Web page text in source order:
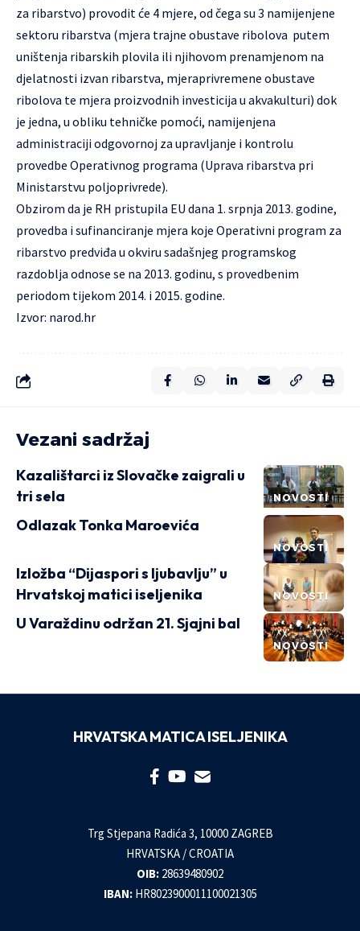
za ribarstvo) provodit će 4 mjere, od čega su 3 namijenjene
sektoru ribarstva (mjera trajne obustave ribolova putem
uništenja ribarskih plovila ili njihovom prenamjenom na
djelatnosti izvan ribarstva, mjeraprivremene obustave
ribolova te mjera proizvodnih investicija u akvakulturi) dok
je jedna, u obliku tehničke pomoći, namijenjena
administraciji odgovornoj za upravljanje i kontrolu
provedbe Operativnog programa (Uprava ribarstva pri
Ministarstvu poljoprivrede).
Obzirom da je RH pristupila EU dana 1. srpnja 2013. godine,
provedba i sufinanciranje mjera koje Operativni program za
ribarstvo predviđa u okviru sadašnjeg programskog
razdoblja odnose se na 2013. godinu, s provedbenim
periodom tijekom 2014. i 2015. godine.
Izvor: narod.hr
Vezani sadržaj
NOVOSTI
Kazalištarci iz Slovačke zaigrali u
tri sela
NOVOSTI
Odlazak Tonka Maroevića
NOVOSTI
Izložba “Dijaspori s ljubavlju” u
Hrvatskoj matici iseljenika
NOVOSTI
U Varaždinu održan 21. Sjajni bal
HRVATSKA MATICA ISELJENIKA
Trg Stjepana Radića 3, 10000 ZAGREB
HRVATSKA / CROATIA
OIB: 28639480902
IBAN: HR8023900011100021305